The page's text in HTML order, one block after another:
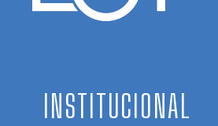
INSTITUCIONAL